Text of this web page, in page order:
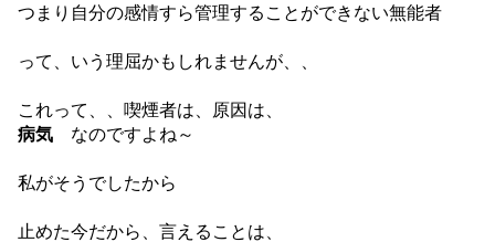
つまり自分の感情すら管理することができない無能者
って、いう理屈かもしれませんが、、
これって、、喫煙者は、原因は、
病気 なのですよね～
私がそうでしたから
止めた今だから、言えることは、